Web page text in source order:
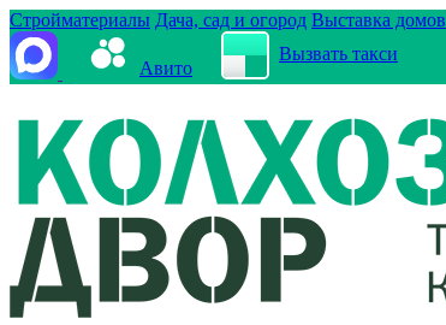
Стройматериалы Дача, сад и огород Выставка домов
Авито
Вызвать такси